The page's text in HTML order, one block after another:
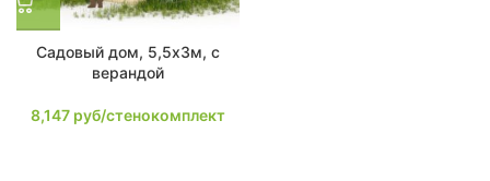
Садовый дом, 5,5х3м, с
верандой
8,147 руб/стенокомплект